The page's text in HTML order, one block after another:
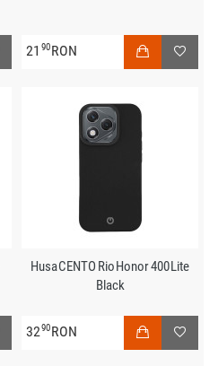
21 90RON
Husa CENTO Rio Honor 400 Lite
Black
3290RON